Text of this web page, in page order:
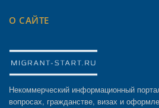
О САЙТЕ
Некоммерческий информационный
вопросах, гражданстве, визах и